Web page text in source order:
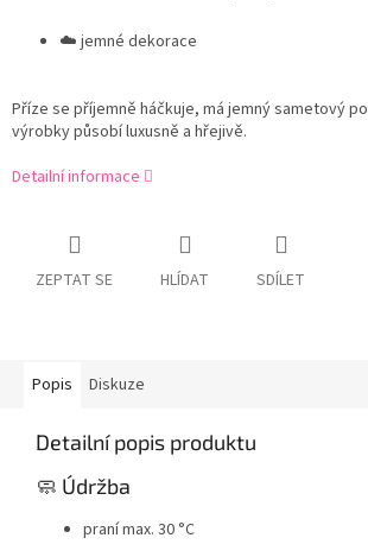
☁️ jemné dekorace
Příze se příjemně háčkuje, má jemný sametový
výrobky působí luxusně a hřejivě.
Detailní informace
ZEPTAT SE HLÍDAT SDÍLET
Popis Diskuze
Detailní popis produktu
🧼 Údržba
praní max. 30 °C